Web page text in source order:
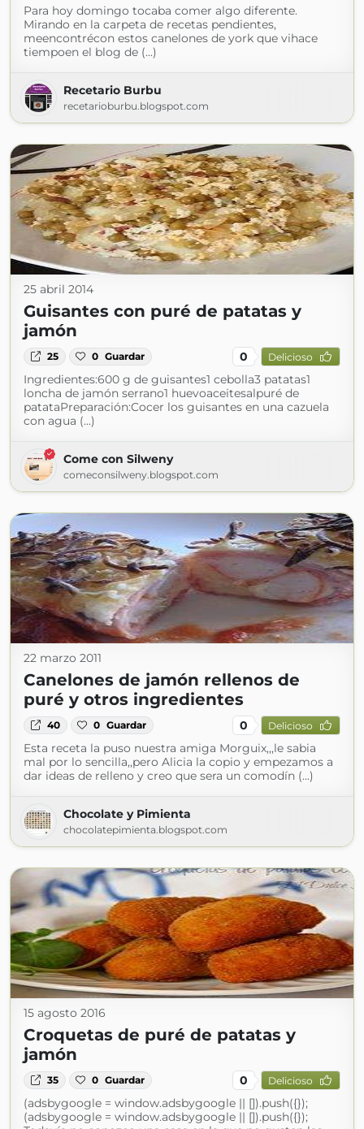
Para hoy domingo tocaba comer algo diferente.
Mirando en la carpeta de recetas pendientes,
meencontrécon estos canelones de york que vihace
tiempoen el blog de (...)
Recetario Burbu
recetarioburbu.blogspot.com
25 abril 2014
Guisantes con puré de patatas y
jamón
25 0 Guardar 0 Delicioso
Ingredientes:600 g de guisantes1 cebolla3 patatas1
loncha de jamón serrano1 huevoaceitesalpuré de
patataPreparación:Cocer los guisantes en una cazuela
con agua (...)
Come con Silweny
comeconsilweny.blogspot.com
22 marzo 2011
Canelones de jamón rellenos de
puré y otros ingredientes
40 0 Guardar 0 Delicioso
Esta receta la puso nuestra amiga Morguix,,,le sabia
mal por lo sencilla,,pero Alicia la copio y empezamos a
dar ideas de relleno y creo que sera un comodín (...)
Chocolate y Pimienta
chocolatepimienta.blogspot.com
15 agosto 2016
Croquetas de puré de patatas y
jamón
35 0 Guardar 0 Delicioso
(adsbygoogle = window.adsbygoogle || []).push({});
(adsbygoogle = window.adsbygoogle || []).push({});